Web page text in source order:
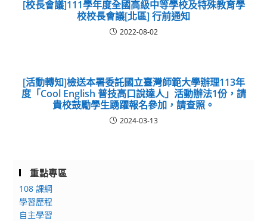
[校長會議]111學年度全國高級中等學校及特殊教育學
校校長會議[北區] 行前通知
2022-08-02
[活動轉知]檢送本署委託國立臺灣師範大學辦理113年
度「Cool English 普技高口說達人」活動辦法1份，請
貴校鼓勵學生踴躍報名參加，請查照。
2024-03-13
重點專區
108 課綱
學習歷程
自主學習